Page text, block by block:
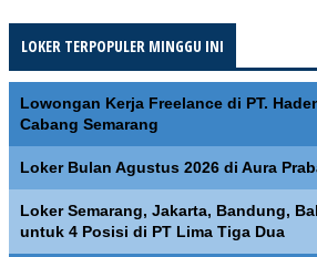
LOKER TERPOPULER MINGGU INI
Lowongan Kerja Freelance di PT.
Cabang Semarang
Loker Bulan Agustus 2026 di Aura
Loker Semarang, Jakarta, Bandung,
untuk 4 Posisi di PT Lima Tiga Dua